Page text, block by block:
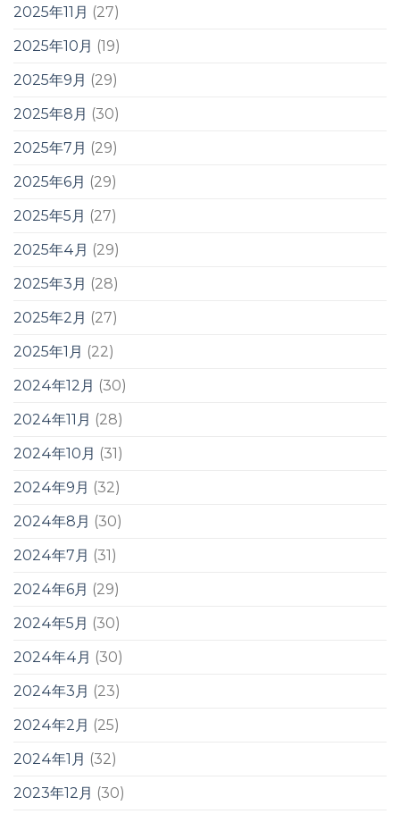
2025年11月 (27)
2025年10月 (19)
2025年9月 (29)
2025年8月 (30)
2025年7月 (29)
2025年6月 (29)
2025年5月 (27)
2025年4月 (29)
2025年3月 (28)
2025年2月 (27)
2025年1月 (22)
2024年12月 (30)
2024年11月 (28)
2024年10月 (31)
2024年9月 (32)
2024年8月 (30)
2024年7月 (31)
2024年6月 (29)
2024年5月 (30)
2024年4月 (30)
2024年3月 (23)
2024年2月 (25)
2024年1月 (32)
2023年12月 (30)